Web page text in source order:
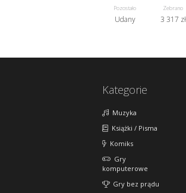
Pozostało
Udany
Zebrano
3 317 zł
Kategorie
Muzyka
Książki / Pisma
Komiks
Gry
komputerowe
Gry bez prądu